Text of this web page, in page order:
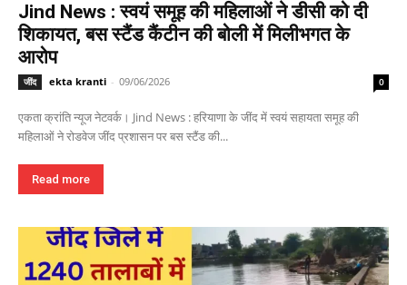
Jind News : स्वयं समूह की महिलाओं ने डीसी को दी
शिकायत, बस स्टैंड कैंटीन की बोली में मिलीभगत के
आरोप
जींद ekta kranti - 09/06/2026 0
एकता क्रांति न्यूज नेटवर्क। Jind News : हरियाणा के जींद में स्वयं सहायता समूह की
महिलाओं ने रोडवेज जींद प्रशासन पर बस स्टैंड की...
Read more